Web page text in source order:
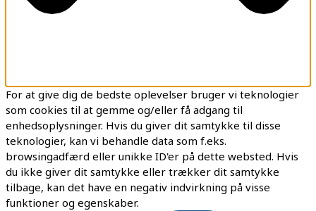
For at give dig de bedste oplevelser bruger vi teknologier
som cookies til at gemme og/eller få adgang til
enhedsoplysninger. Hvis du giver dit samtykke til disse
teknologier, kan vi behandle data som f.eks.
browsingadfærd eller unikke ID'er på dette websted. Hvis
du ikke giver dit samtykke eller trækker dit samtykke
tilbage, kan det have en negativ indvirkning på visse
funktioner og egenskaber.